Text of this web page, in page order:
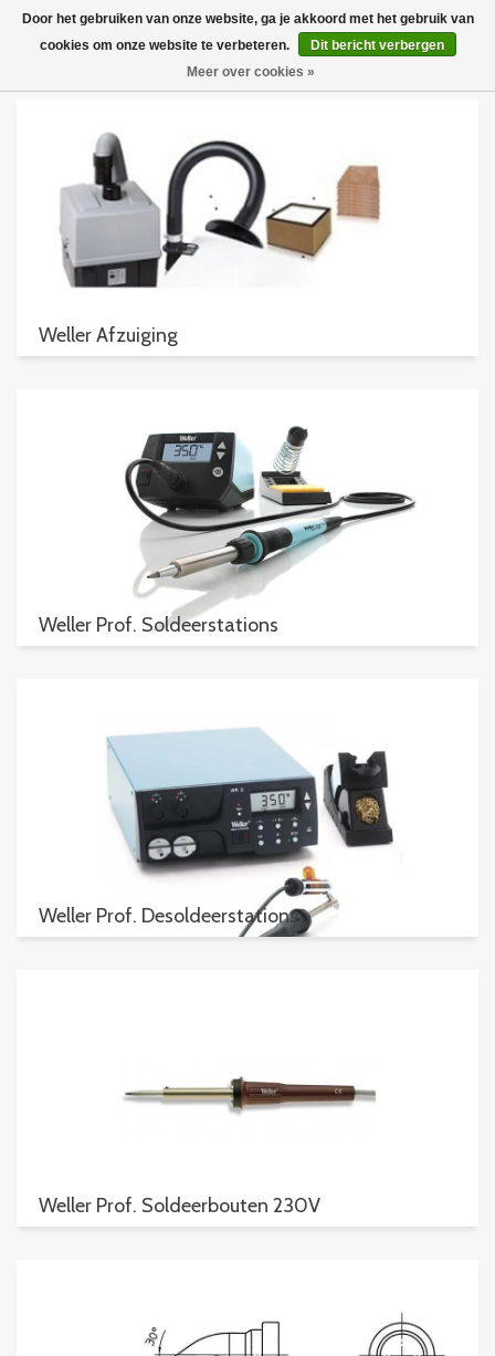
Weller Afzuiging
Weller Prof. Soldeerstations
Weller Prof. Desoldeerstations
Weller Prof. Soldeerbouten 230V
Door het gebruiken van onze website, ga je akkoord met het gebruik van
cookies om onze website te verbeteren.
Dit bericht verbergen
Meer over cookies »